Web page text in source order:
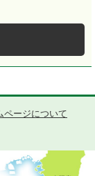
ページについて